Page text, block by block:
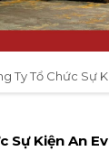
Ty Tổ Chức Sự
Sự Kiện An